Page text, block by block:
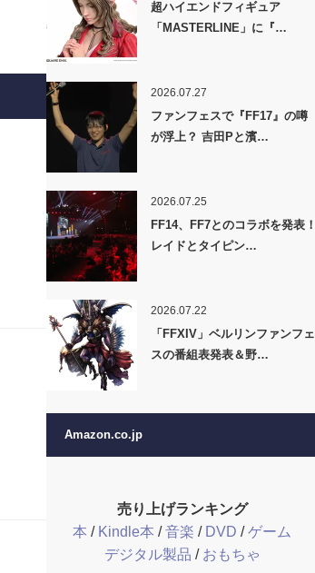
超ハイエンドフィギュア
「MASTERLINE」に『…
2026.07.27
ファンフェスで『FF17』の噂
が浮上？ 吉田Pと濱…
2026.07.25
FF14、FF7とのコラボを発表！
レイドとタイピン…
2026.07.22
「FFXIV」ベルリンファンフェ
スの番組表発表＆野…
Amazon.co.jp
売り上げランキング
本 / Kindle本 /音楽 / DVD /ゲーム
デジタル製品 / おもちゃ